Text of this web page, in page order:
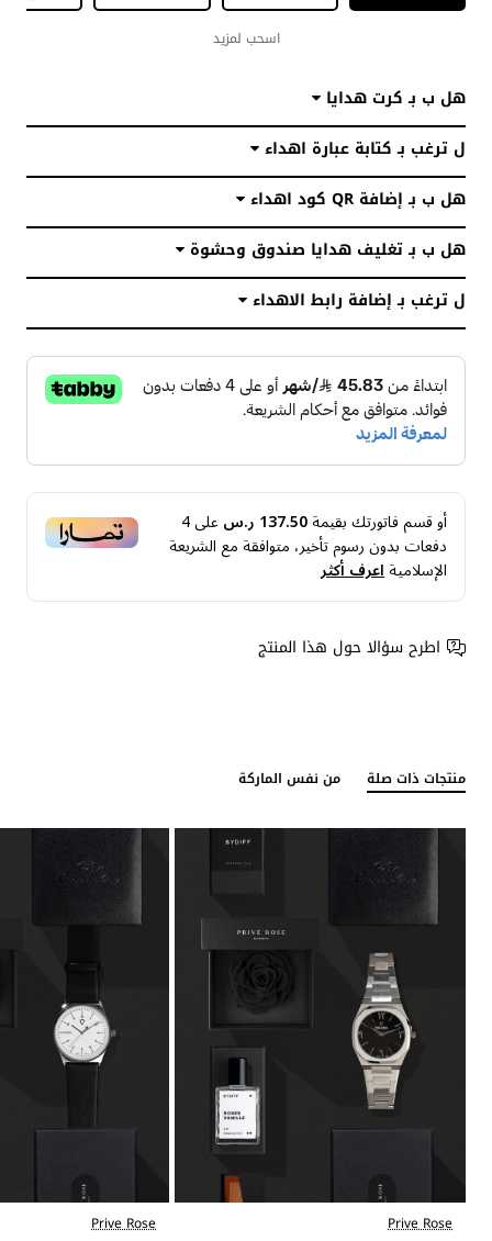
اسحب لمزيد
هل ب بـ كرت هدايا
ل ترغب بـ كتابة عبارة اهداء
هل ب بـ إضافة QR كود اهداء
هل ب بـ تغليف هدايا صندوق وحشوة
ل ترغب بـ إضافة رابط الاهداء
أو قسم فاتورتك بقيمة137.50 ر.س على4
دفعات بدون رسوم تأخير، متوافقة مع الشريعة
الإسلاميةاعرف أكثر
اطرح سؤالا حول هذا المنتج
منتجات ذات صلة من نفس الماركة
Prive Rose
Prive Rose